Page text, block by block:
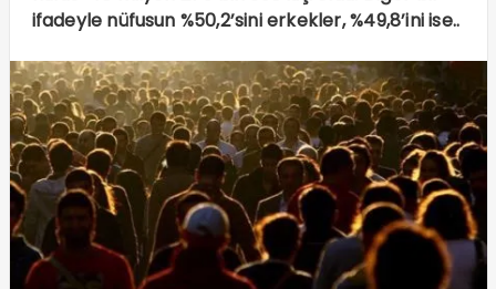
ifadeyle nüfusun %50,2’sini erkekler, %49,8’ini ise..